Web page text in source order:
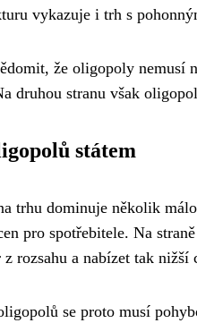
vykazuje i trh s
že oligopoly nemusí
druhou stranu však
státem
trhu dominuje několik
pro spotřebitele. Na
z rozsahu a nabízet tak nižší
se proto musí